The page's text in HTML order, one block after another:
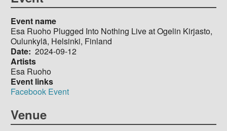
Event name
Esa Ruoho Plugged Into Nothing Live at Ogelin Kirjasto,
Oulunkylä, Helsinki, Finland
Date 2024-09-12
Artists
Esa Ruoho
Event links
Facebook Event
Venue